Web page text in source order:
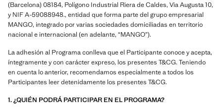
(Barcelona) 08184, Polígono Industrial Riera de Caldes, Via Augusta 10,
y NIF A-59088948., entidad que forma parte del grupo empresarial
MANGO, integrado por varias sociedades domiciliadas en territorio
nacional e internacional (en adelante, “MANGO”).
La adhesión al Programa conlleva que el Participante conoce y acepta,
íntegramente y con carácter expreso, los presentes T&CG. Teniendo
en cuenta lo anterior, recomendamos especialmente a todos los
Participantes leer detenidamente los presentes T&CG.
1. ¿QUIÉN PODRÁ PARTICIPAR EN EL PROGRAMA?